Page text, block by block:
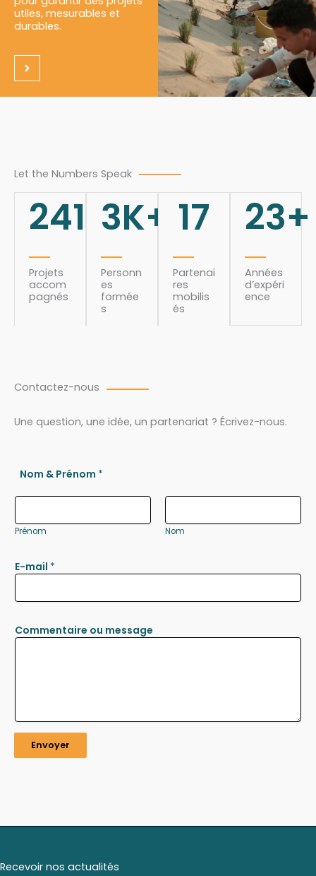
Let the Numbers Speak
utiles, mesurables et
durables.
241
Projets
accom
pagnés
3K+
Personn
es
formée
s
17
Partenai
res
mobilis
és
23+
Années
d’expéri
ence
Contactez-nous
Une question, une idée, un partenariat ? Écrivez-nous.
Nom & Prénom *
Prénom Nom
E-mail *
Commentaire ou message
Envoyer
Recevoir nos actualités